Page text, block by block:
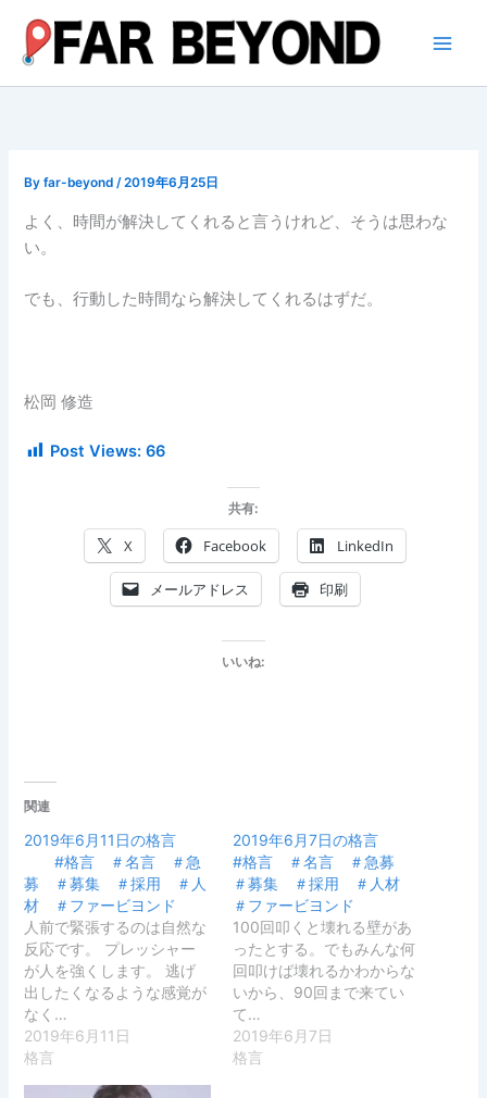
ス
Byfar-beyond/2019年6月25日
よく、時間が解決してくれると言うけれど、そうは思わな
い。
でも、行動した時間なら解決してくれるはずだ。
松岡 修造
Post Views: 66
共有:
X Facebook LinkedIn
メールアドレス 印刷
いいね:
関連
2019年6月11日の格言
#格言 ＃名言 ＃急
募 ＃募集 ＃採用 ＃人
材 ＃ファービヨンド
人前で緊張するのは自然な
反応です。 プレッシャー
が人を強くします。 逃げ
出したくなるような感覚が
なく…
2019年6月11日
格言
2019年6月7日の格言
#格言 ＃名言 ＃急募
＃募集 ＃採用 ＃人材
＃ファービヨンド
100回叩くと壊れる壁があ
ったとする。でもみんな何
回叩けば壊れるかわからな
いから、90回まで来てい
て…
2019年6月7日
格言